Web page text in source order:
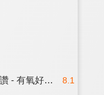
8.1
健康有夠讚 - 有氧好運動